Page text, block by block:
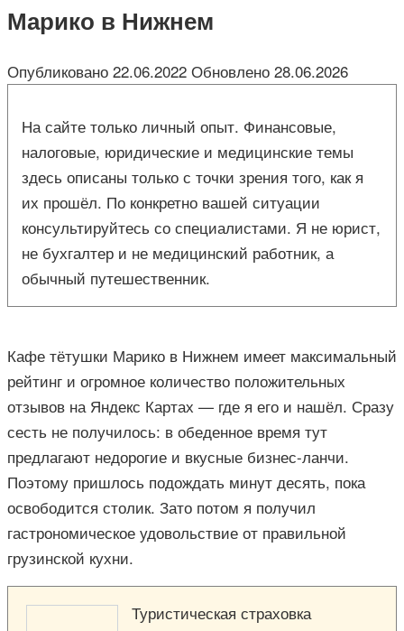
Марико в Нижнем
Опубликовано 22.06.2022 Обновлено 28.06.2026
На сайте только личный опыт. Финансовые,
налоговые, юридические и медицинские темы
здесь описаны только с точки зрения того, как я
их прошёл. По конкретно вашей ситуации
консультируйтесь со специалистами. Я не юрист,
не бухгалтер и не медицинский работник, а
обычный путешественник.
Кафе тётушки Марико в Нижнем имеет максимальный
рейтинг и огромное количество положительных
отзывов на Яндекс Картах — где я его и нашёл. Сразу
сесть не получилось: в обеденное время тут
предлагают недорогие и вкусные бизнес-ланчи.
Поэтому пришлось подождать минут десять, пока
освободится столик. Зато потом я получил
гастрономическое удовольствие от правильной
грузинской кухни.
Туристическая страховка